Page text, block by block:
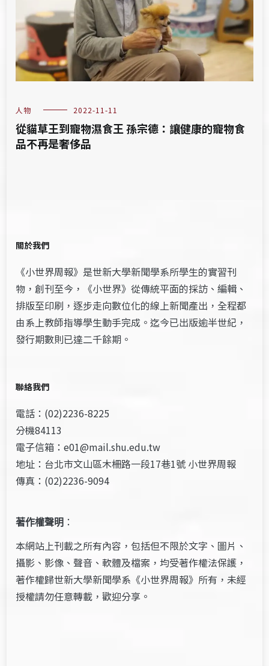
人物 2022-11-11
從貓草王到寵物濕食王 孫宗德：讓健康的寵物食
品不再是奢侈品
關於我們
《小世界周報》是世新大學新聞學系所學生的實習刊
物，創刊至今，《小世界》從傳統平面的採訪、編輯、
排版至印刷，逐步走向數位化的線上新聞產出，全程都
由系上教師指導學生動手完成。迄今已出版逾半世紀，
發行期數則已達二千餘期。
聯絡我們
電話：(02)2236-8225
分機84113
電子信箱：e01@mail.shu.edu.tw
地址：台北市文山區木柵路一段17巷1號 小世界周報
傳真：(02)2236-9094
著作權聲明 ：
本網站上刊載之所有內容，包括但不限於文字、圖片、
攝影、影像、聲音、軟體及檔案，均受著作權法保護，
著作權歸世新大學新聞學系《小世界周報》所有，未經
授權請勿任意轉載，歡迎分享。